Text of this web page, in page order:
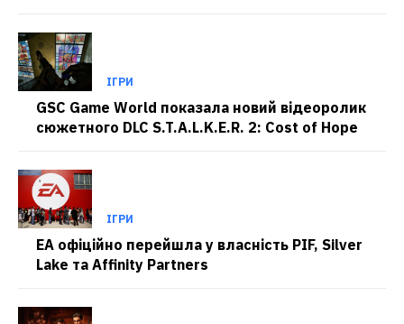
ІГРИ
GSC Game World показала новий відеоролик
сюжетного DLC S.T.A.L.K.E.R. 2: Cost of Hope
ІГРИ
EA офіційно перейшла у власність PIF, Silver
Lake та Affinity Partners